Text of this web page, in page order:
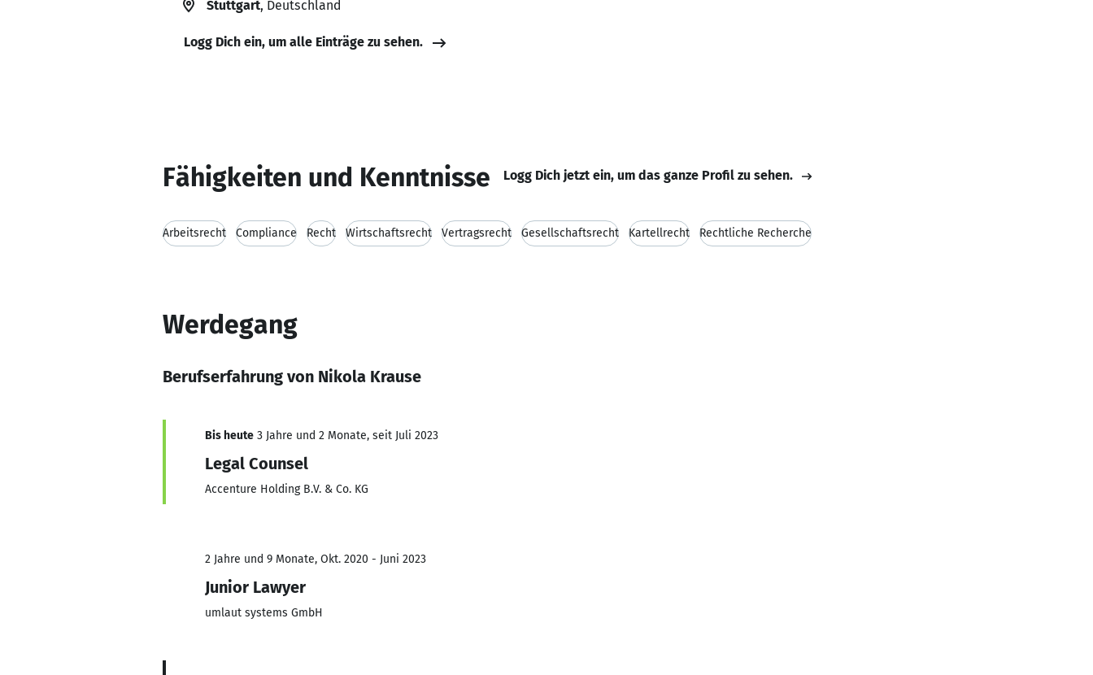
Stuttgart, Deutschland
Logg Dich ein, um alle Einträge zu sehen.
Fähigkeiten und Kenntnisse Logg Dich jetzt ein, um das ganze Profil zu sehen.
Arbeitsrecht Compliance Recht Wirtschaftsrecht Vertragsrecht Gesellschaftsrecht Kartellrecht Rechtliche Recherche
Werdegang
Berufserfahrung von Nikola Krause
Bis heute 3 Jahre und 2 Monate, seit Juli 2023
Legal Counsel
Accenture Holding B.V. & Co. KG
2 Jahre und 9 Monate, Okt. 2020 - Juni 2023
Junior Lawyer
umlaut systems GmbH